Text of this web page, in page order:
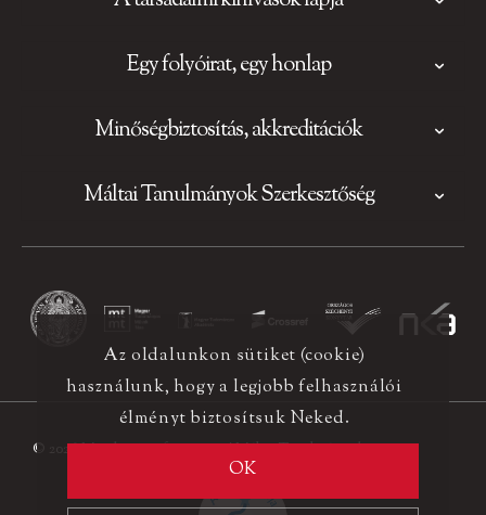
Egy folyóirat, egy honlap
Minőségbiztosítás, akkreditációk
Máltai Tanulmányok Szerkesztőség
© 2026 Minden jog fenntartva! Máltai Tanulmányok
Az oldalunkon sütiket (cookie)
használunk, hogy a legjobb felhasználói
élményt biztosítsuk Neked.
OK